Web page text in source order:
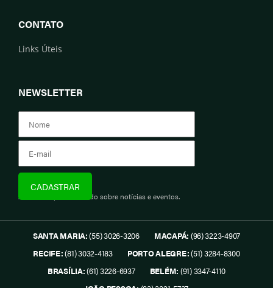
CONTATO
Links Úteis
NEWSLETTER
Assine e fique informado sobre notícias e eventos.
SANTA MARIA:(55) 3026-3206 MACAPÁ: (96) 3223-4907
RECIFE:(81) 3032-4183 PORTO ALEGRE:(51) 3284-8300
BRASÍLIA:(61) 3226-6937 BELÉM: (91) 3347-4110